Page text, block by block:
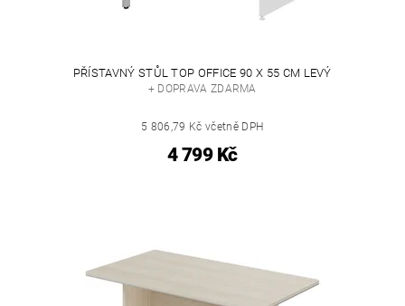
PŘÍSTAVNÝ STŮL TOP OFFICE 90 X 55 CM LEVÝ
+ DOPRAVA ZDARMA
5 806,79 Kč včetně DPH
4 799 Kč